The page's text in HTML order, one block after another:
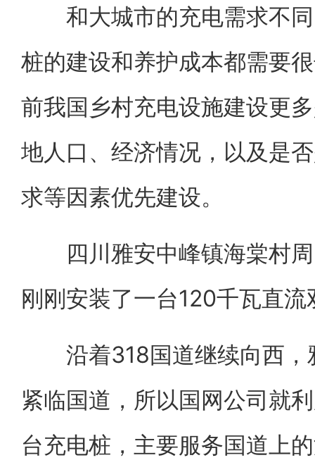
和大城市的充电需求不同
桩的建设和养护成本都需要
前我国乡村充电设施建设更
地人口、经济情况，以及是
求等因素优先建设。
四川雅安中峰镇海棠村周
刚刚安装了一台120千瓦直
沿着318国道继续向西，
紧临国道，所以国网公司就
台充电桩，主要服务国道上